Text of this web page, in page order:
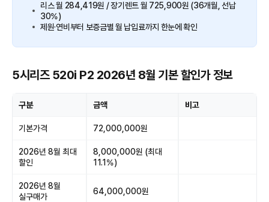
리스 월 284,419원 / 장기렌트 월 725,900원 (36개월, 선납
30%)
제원·연비부터 보증금별 월 납입료까지 한눈에 확인
5시리즈 520i P2 2026년 8월 기본 할인가 정보
구분 금액 비고
기본가격 72,000,000원
2026년 8월 최대
할인
8,000,000원 (최대
11.1%)
2026년 8월
실구매가
64,000,000원